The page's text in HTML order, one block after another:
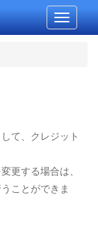
Toggle
て、クレジット
更する場合は、
ことができま